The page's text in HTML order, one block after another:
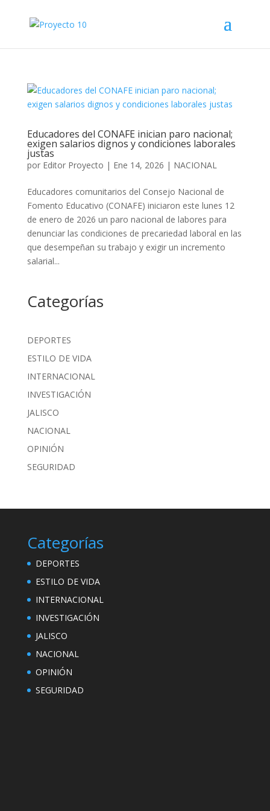
Educadores del CONAFE inician paro nacional;
exigen salarios dignos y condiciones laborales
justas
por Editor Proyecto | Ene 14, 2026 | NACIONAL
Educadores comunitarios del Consejo Nacional de
Fomento Educativo (CONAFE) iniciaron este lunes 12
de enero de 2026 un paro nacional de labores para
denunciar las condiciones de precariedad laboral en las
que desempeñan su trabajo y exigir un incremento
salarial...
Categorías
DEPORTES
ESTILO DE VIDA
INTERNACIONAL
INVESTIGACIÓN
JALISCO
NACIONAL
OPINIÓN
SEGURIDAD
Categorías
DEPORTES
ESTILO DE VIDA
INTERNACIONAL
INVESTIGACIÓN
JALISCO
NACIONAL
OPINIÓN
SEGURIDAD